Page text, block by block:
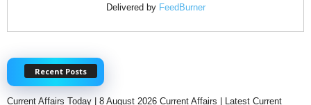
Delivered by FeedBurner
Recent Posts
Current Affairs Today | 8 August 2026 Current Affairs | Latest Current